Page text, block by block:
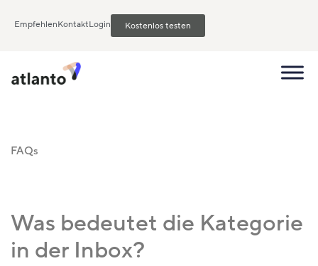
EmpfehlenKontaktLogin Kostenlos testen
FAQs
Was bedeutet die Kategorie
in der Inbox?